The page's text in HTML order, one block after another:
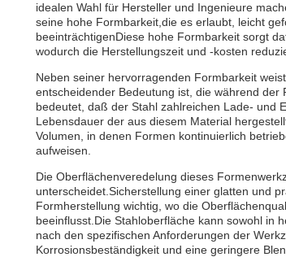
idealen Wahl für Hersteller und Ingenieure
seine hohe Formbarkeit,die es erlaubt, leicht
beeinträchtigenDiese hohe Formbarkeit sorgt
wodurch die Herstellungszeit und -kosten
Neben seiner hervorragenden Formbarkeit
entscheidender Bedeutung ist, die während
bedeutet, daß der Stahl zahlreichen Lade- und
Lebensdauer der aus diesem Material
Volumen, in denen Formen kontinuierlich
aufweisen.
Die Oberflächenveredelung dieses
unterscheidet.Sicherstellung einer glatten und
Formherstellung wichtig, wo die
beeinflusst.Die Stahloberfläche kann sowohl in
nach den spezifischen Anforderungen der
Korrosionsbeständigkeit und eine geringere